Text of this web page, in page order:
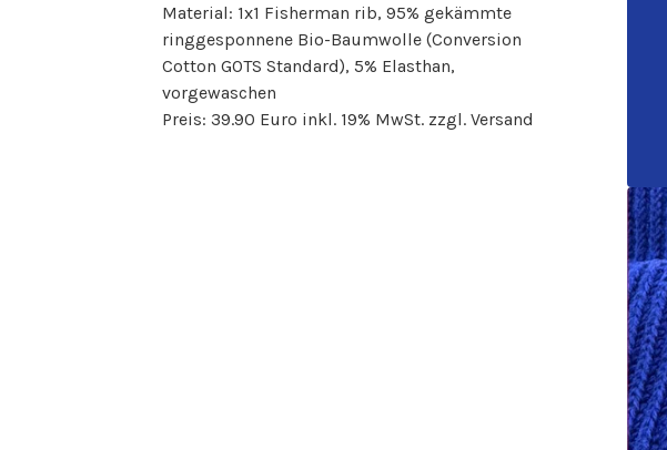
Material: 1x1 Fisherman rib, 95% gekämmte
ringgesponnene Bio-Baumwolle (Conversion
Cotton GOTS Standard), 5% Elasthan,
vorgewaschen
Preis: 39.90 Euro inkl. 19% MwSt. zzgl. Versand